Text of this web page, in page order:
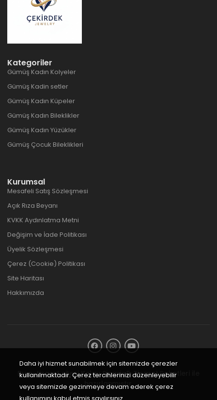
Kategoriler
Gümüş Kadın Kolyeler
Gümüş Kadin setler
Gümüş Kadın Küpeler
Gümüş Kadın Bileklikler
Gümüş Kadın Yüzükler
Gümüş Çocuk Bileklikleri
Kurumsal
Mesafeli Satış Sözleşmesi
Açık Rıza Beyanı
KVKK Aydınlatma Metni
Değişim ve İade Politikası
Üyelik Sözleşmesi
Çerez (Cookie) Politikası
Site Haritası
Hakkımızda
Bu e-ticaret sitesiKolay Sipariş E-Ticaret Paketleri
hazırlanmıştır.
Daha iyi hizmet sunabilmek için sitemizde çerezler
kullanılmaktadır. Çerez tercihlerinizi düzenleyebilir
veya sitemizde gezinmeye devam ederek çerez